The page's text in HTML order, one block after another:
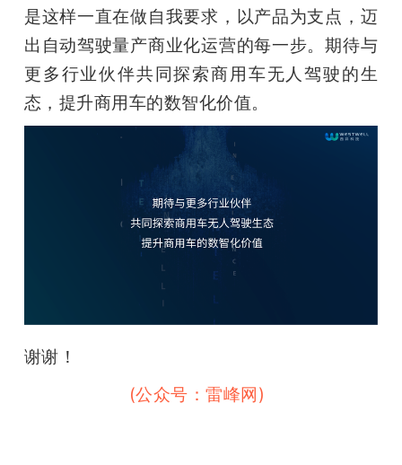
是这样一直在做自我要求，以产品为支点，迈
出自动驾驶量产商业化运营的每一步。期待与
更多行业伙伴共同探索商用车无人驾驶的生
态，提升商用车的数智化价值。
谢谢！
(公众号：雷峰网)